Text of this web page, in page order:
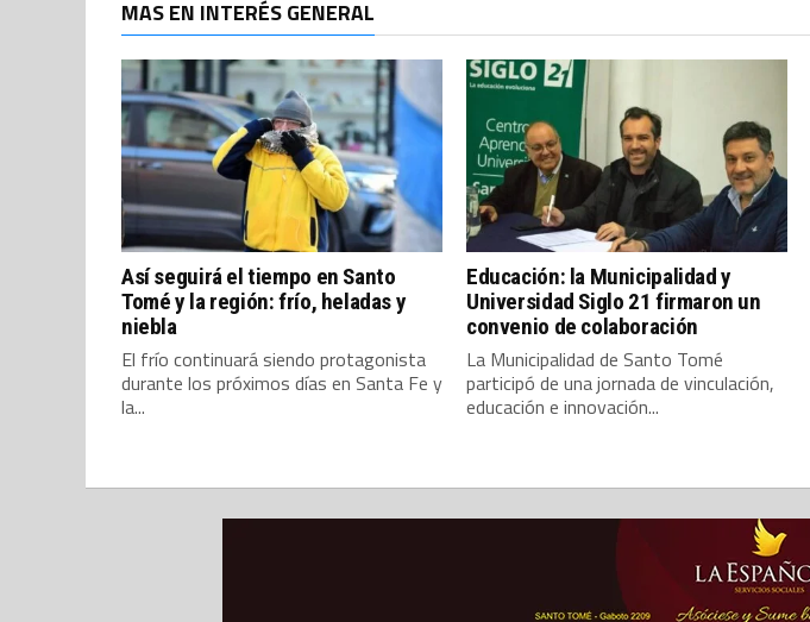
MAS EN INTERÉS GENERAL
Así seguirá el tiempo en Santo
Tomé y la región: frío, heladas y
niebla
El frío continuará siendo protagonista
durante los próximos días en Santa Fe y
la...
Educación: la Municipalidad y
Universidad Siglo 21 firmaron un
convenio de colaboración
La Municipalidad de Santo Tomé
participó de una jornada de vinculación,
educación e innovación...